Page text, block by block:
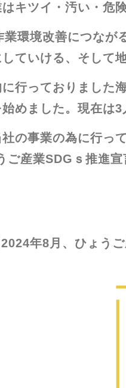
キツイ・汚い・危
環境改善につなが
ていける、そして
行っておりました
めました。現在は
の事業の為に行っ
ご産業SDGｓ推進宣
年8月、ひょう